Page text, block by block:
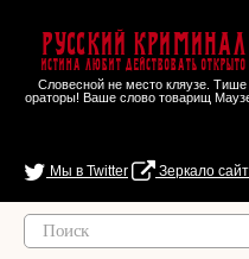
Русский Криминал
Истина любит действовать открыто
Словесной не место кляузе. Тише
ораторы! Ваше слово товарищ
Мы в Twitter Зеркало